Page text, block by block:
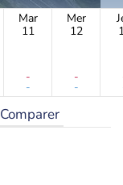
Mar
11
-
-
Mer
12
-
-
Comparer